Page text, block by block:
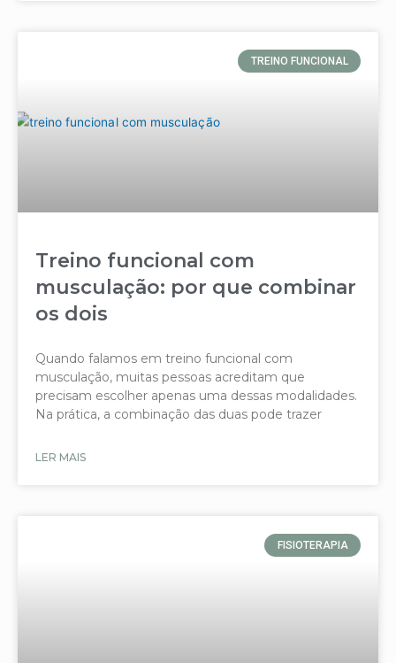
TREINO FUNCIONAL
Treino funcional com
musculação: por que combinar
os dois
Quando falamos em treino funcional com
musculação, muitas pessoas acreditam que
precisam escolher apenas uma dessas modalidades.
Na prática, a combinação das duas pode trazer
LER MAIS
FISIOTERAPIA